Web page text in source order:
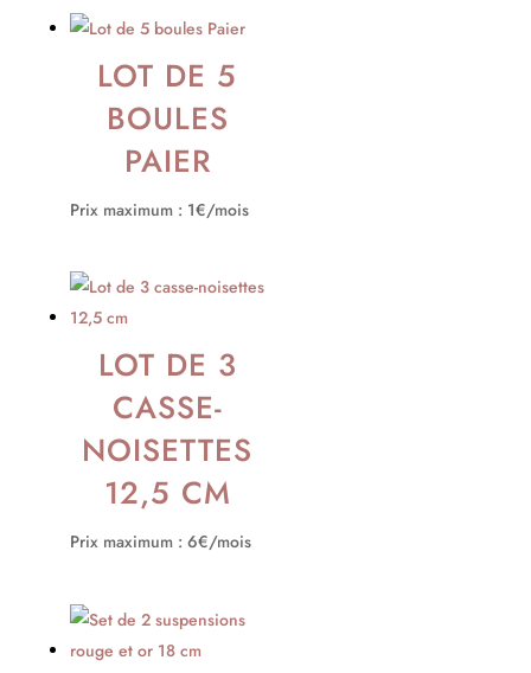
LOT DE 5
BOULES
PAIER
Prix maximum : 1€/mois
LOT DE 3
CASSE-
NOISETTES
12,5 CM
Prix maximum : 6€/mois